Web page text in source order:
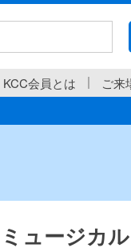
KCC会員とは ご来
ミュージカ